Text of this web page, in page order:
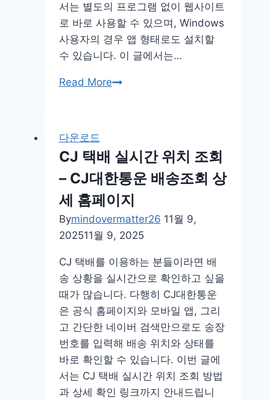
서는 별도의 프로그램 없이 웹사이트
로 바로 사용할 수 있으며, Windows
사용자의 경우 앱 형태로도 설치할
수 있습니다. 이 글에서는…
Read More핀
무
료
다
로
드
바
로
가
기
pc
버
전
다운로드
CJ 택배 실시간 위치 조회
– CJ대한통운 배송조회 상
세 홈페이지
Bymindovermatter26 11월 9,
202511월 9, 2025
CJ 택배를 이용하는 분들이라면 배
송 상황을 실시간으로 확인하고 싶을
때가 많습니다. 다행히 CJ대한통운
은 공식 홈페이지와 모바일 앱, 그리
고 간단한 네이버 검색만으로도 송장
번호를 입력해 배송 위치와 상태를
바로 확인할 수 있습니다. 이번 글에
서는 CJ 택배 실시간 위치 조회 방법
과 상세 확인 링크까지 안내드립니